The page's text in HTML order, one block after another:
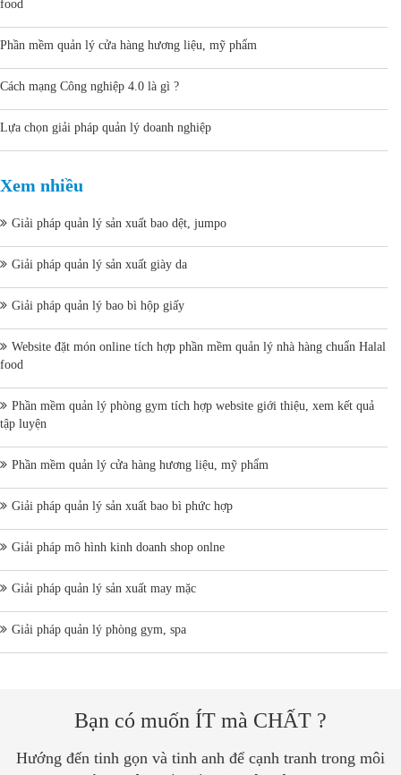
food
Phần mềm quản lý cửa hàng hương liệu, mỹ phẩm
Cách mạng Công nghiệp 4.0 là gì ?
Lựa chọn giải pháp quản lý doanh nghiệp
Xem nhiều
Giải pháp quản lý sản xuất bao dệt, jumpo
Giải pháp quản lý sản xuất giày da
Giải pháp quản lý bao bì hộp giấy
Website đặt món online tích hợp phần mềm quản lý nhà hàng chuẩn Halal
food
Phần mềm quản lý phòng gym tích hợp website giới thiệu, xem kết quả
tập luyện
Phần mềm quản lý cửa hàng hương liệu, mỹ phẩm
Giải pháp quản lý sản xuất bao bì phức hợp
Giải pháp mô hình kinh doanh shop onlne
Giải pháp quản lý sản xuất may mặc
Giải pháp quản lý phòng gym, spa
Bạn có muốn ÍT mà CHẤT ?
Hướng đến tinh gọn và tinh anh để cạnh tranh trong môi